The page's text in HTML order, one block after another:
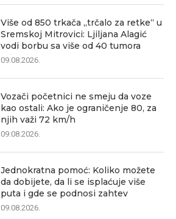
Više od 850 trkača „trčalo za retke“ u
Sremskoj Mitrovici: Ljiljana Alagić
vodi borbu sa više od 40 tumora
09.08.2026.
Vozači početnici ne smeju da voze
kao ostali: Ako je ograničenje 80, za
njih važi 72 km/h
09.08.2026.
Jednokratna pomoć: Koliko možete
da dobijete, da li se isplaćuje više
puta i gde se podnosi zahtev
09.08.2026.